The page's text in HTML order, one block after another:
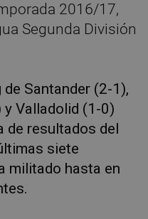
2016/17,
Segunda División
Santander (2-1),
y Valladolid (1-0)
de resultados del
siete
militado hasta en